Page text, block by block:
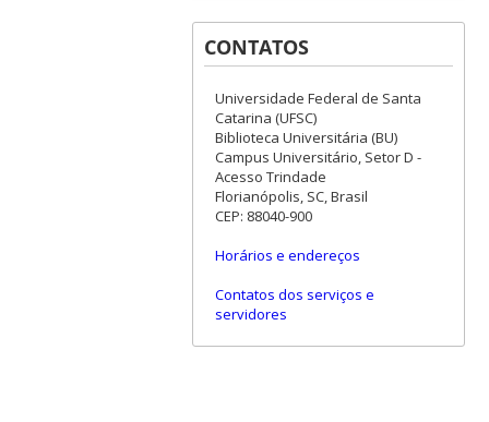
CONTATOS
Universidade Federal de Santa
Catarina (UFSC)
Biblioteca Universitária (BU)
Campus Universitário, Setor D -
Acesso Trindade
Florianópolis, SC, Brasil
CEP: 88040-900
Horários e endereços
Contatos dos serviços e
servidores